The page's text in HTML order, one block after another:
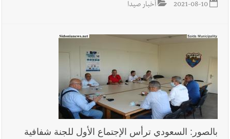
2021-08-10 أخبار صيدا
بالصور: السعودي ترأس الإجتماع الأول للجنة شفافية